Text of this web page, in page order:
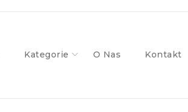
Kategorie O Nas Kontakt